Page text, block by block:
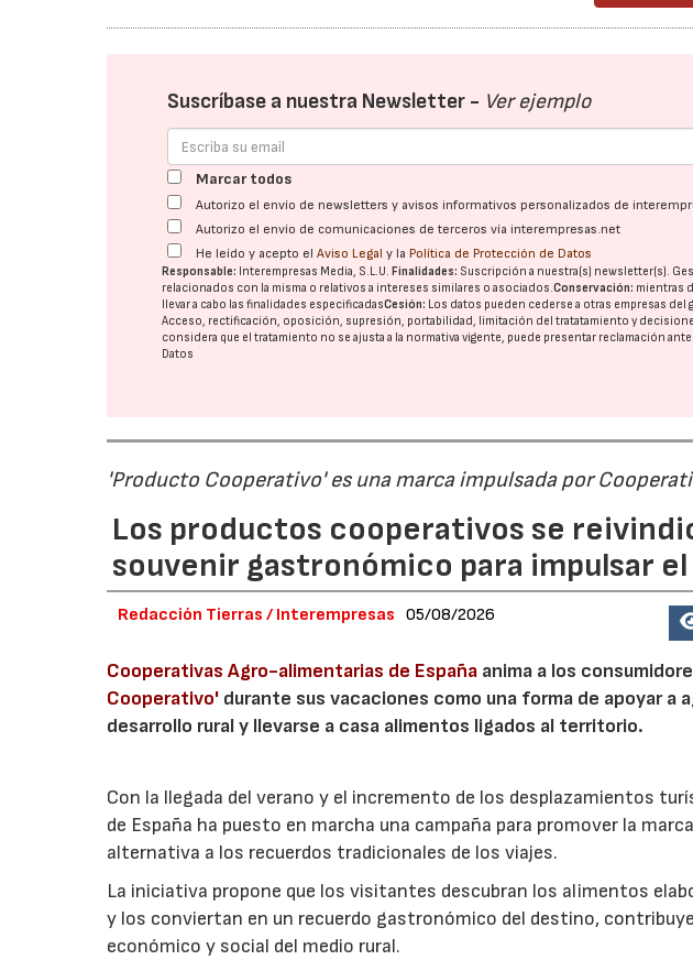
Suscríbase a nuestra Newsletter - Ver ejemplo
Marcar todos
Autorizo el envío de newsletters y avisos informativos personalizados de
Autorizo el envío de comunicaciones de terceros vía interempresas.net
He leído y acepto elAviso Legal y la Política de Protección de Datos
Responsable: Interempresas Media, S.L.U. Finalidades: Suscripción a nuestra(s) newsletter(s).
relacionados con la misma o relativos a intereses similares o asociados.Conservación: mientras
llevar a cabo las finalidades especificadasCesión: Los datos pueden cederse a otras empresas del
Acceso, rectificación, oposición, supresión, portabilidad, limitación del tratatamiento y
considera que el tratamiento no se ajusta a la normativa vigente, puede presentar reclamación
Datos
'Producto Cooperativo' es una marca impulsada por
Los productos cooperativos se
souvenir gastronómico para impulsar
Redacción Tierras / Interempresas 05/08/2026
Cooperativas Agro-alimentarias de España anima a los
Cooperativo' durante sus vacaciones como una forma de apoyar
desarrollo rural y llevarse a casa alimentos ligados al territorio.
Con la llegada del verano y el incremento de los desplazamientos
de España ha puesto en marcha una campaña para promover la
alternativa a los recuerdos tradicionales de los viajes.
La iniciativa propone que los visitantes descubran los alimentos
y los conviertan en un recuerdo gastronómico del destino,
económico y social del medio rural.